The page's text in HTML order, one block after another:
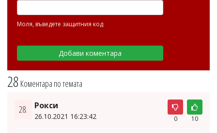
28 Коментара по темата
28. Рокси
26.10.2021 16:23:42 0 10
Моля, въведете защитния код